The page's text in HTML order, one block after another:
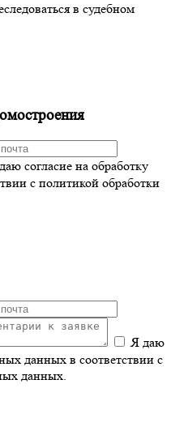
в судебном
согласие на обработку
с политикой обработки
Я даю
данных в соответствии с
данных.